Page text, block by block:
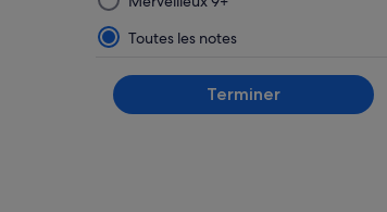
d’un
filtre
dans
groupe
Toutes les notes
Terminer